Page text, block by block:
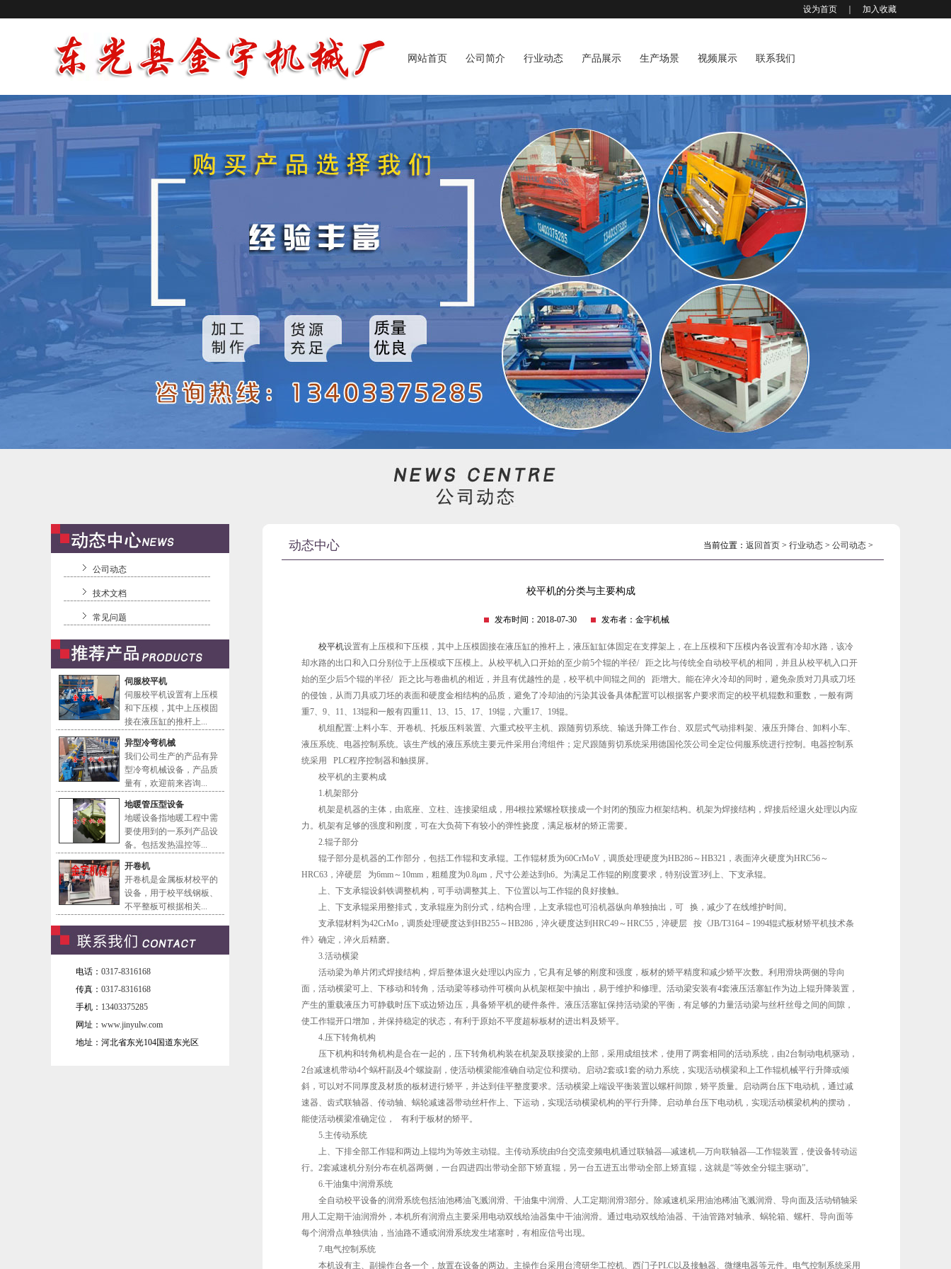
设为首页 加入收藏
网站首页 公司简介 行业动态 产品展示 生产场景 视频展示 联系我们
公司动态
技术文档
常见问题
伺服校平机
伺服校平机设置有上压模
和下压模，其中上压模固
接在液压缸的推杆上...
异型冷弯机械
我们公司生产的产品有异
型冷弯机械设备，产品质
量有，欢迎前来咨询...
地暖管压型设备
地暖设备指地暖工程中需
要使用到的一系列产品设
备。包括发热温控等...
开卷机
开卷机是金属板材校平的
设备，用于校平线钢板、
不平整板可根据相关...
电话： 0317-8316168
传真： 0317-8316168
手机： 13403375285
网址： www.jinyulw.com
地址：河北省东光104国道东光区
当前位置： 返回首页 > 行业动态 > 公司动态 >
动态中心
校平机的分类与主要构成
发布时间：2018-07-30 发布者：金宇机械
校平机设置有上压模和下压模，其中上压模固接在液压缸的推杆上，液压缸缸体固定在支撑架上，在上压模和下压模内各设置有冷却水路，该冷
却水路的出口和入口分别位于上压模或下压模上。从校平机入口开始的至少前5个辊的半径/ 距之比与传统全自动校平机的相同，并且从校平机入口开
始的至少后5个辊的半径/ 距之比与卷曲机的相近，并且有优越性的是，校平机中间辊之间的 距增大。能在淬火冷却的同时，避免杂质对刀具或刀坯
的侵蚀，从而刀具或刀坯的表面和硬度金相结构的品质，避免了冷却油的污染其设备具体配置可以根据客户要求而定的校平机辊数和重数，一般有两
重7、9、11、13辊和一般有四重11、13、15、17、19辊，六重17、19辊。
机组配置:上料小车、开卷机、托板压料装置、六重式校平主机、跟随剪切系统、输送升降工作台、双层式气动排料架、液压升降台、卸料小车、
液压系统、电器控制系统。该生产线的液压系统主要元件采用台湾组件；定尺跟随剪切系统采用德国伦茨公司全定位伺服系统进行控制。电器控制系
统采用 PLC程序控制器和触摸屏。
校平机的主要构成
1.机架部分
机架是机器的主体，由底座、立柱、连接梁组成，用4根拉紧螺栓联接成一个封闭的预应力框架结构。机架为焊接结构，焊接后经退火处理以内应
力。机架有足够的强度和刚度，可在大负荷下有较小的弹性挠度，满足板材的矫正需要。
2.辊子部分
辊子部分是机器的工作部分，包括工作辊和支承辊。工作辊材质为60CrMoV，调质处理硬度为HB286～HB321，表面淬火硬度为HRC56～
HRC63，淬硬层 为6mm～10mm，粗糙度为0.8μm，尺寸公差达到h6。为满足工作辊的刚度要求，特别设置3列上、下支承辊。
上、下支承辊设斜铁调整机构，可手动调整其上、下位置以与工作辊的良好接触。
上、下支承辊采用整排式，支承辊座为剖分式，结构合理，上支承辊也可沿机器纵向单独抽出，可 换，减少了在线维护时间。
支承辊材料为42CrMo，调质处理硬度达到HB255～HB286，淬火硬度达到HRC49～HRC55，淬硬层 按《JB/T3164－1994辊式板材矫平机技术条
件》确定，淬火后精磨。
3.活动横梁
活动梁为单片闭式焊接结构，焊后整体退火处理以内应力，它具有足够的刚度和强度，板材的矫平精度和减少矫平次数。利用滑块两侧的导向
面，活动横梁可上、下移动和转角，活动梁等移动件可横向从机架框架中抽出，易于维护和修理。活动梁安装有4套液压活塞缸作为边上辊升降装置，
产生的重载液压力可静载时压下或边矫边压，具备矫平机的硬件条件。液压活塞缸保持活动梁的平衡，有足够的力量活动梁与丝杆丝母之间的间隙，
使工作辊开口增加，并保持稳定的状态，有利于原始不平度超标板材的进出料及矫平。
4.压下转角机构
压下机构和转角机构是合在一起的，压下转角机构装在机架及联接梁的上部，采用成组技术，使用了两套相同的活动系统，由2台制动电机驱动，
2台减速机带动4个蜗杆副及4个螺旋副，使活动横梁能准确自动定位和摆动。启动2套或1套的动力系统，实现活动横梁和上工作辊机械平行升降或倾
斜，可以对不同厚度及材质的板材进行矫平，并达到佳平整度要求。活动横梁上端设平衡装置以螺杆间隙，矫平质量。启动两台压下电动机，通过减
速器、齿式联轴器、传动轴、蜗轮减速器带动丝杆作上、下运动，实现活动横梁机构的平行升降。启动单台压下电动机，实现活动横梁机构的摆动，
能使活动横梁准确定位， 有利于板材的矫平。
5.主传动系统
上、下排全部工作辊和两边上辊均为等效主动辊。主传动系统由9台交流变频电机通过联轴器—减速机—万向联轴器—工作辊装置，使设备转动运
行。2套减速机分别分布在机器两侧，一台四进四出带动全部下矫直辊，另一台五进五出带动全部上矫直辊，这就是“等效全分辊主驱动”。
6.干油集中润滑系统
全自动校平设备的润滑系统包括油池稀油飞溅润滑、干油集中润滑、人工定期润滑3部分。除减速机采用油池稀油飞溅润滑、导向面及活动销轴采
用人工定期干油润滑外，本机所有润滑点主要采用电动双线给油器集中干油润滑。通过电动双线给油器、干油管路对轴承、蜗轮箱、螺杆、导向面等
每个润滑点单独供油，当油路不通或润滑系统发生堵塞时，有相应信号出现。
7.电气控制系统
本机设有主、副操作台各一个，放置在设备的两边。主操作台采用台湾研华工控机、西门子PLC以及接触器、微继电器等元件。电气控制系统采用